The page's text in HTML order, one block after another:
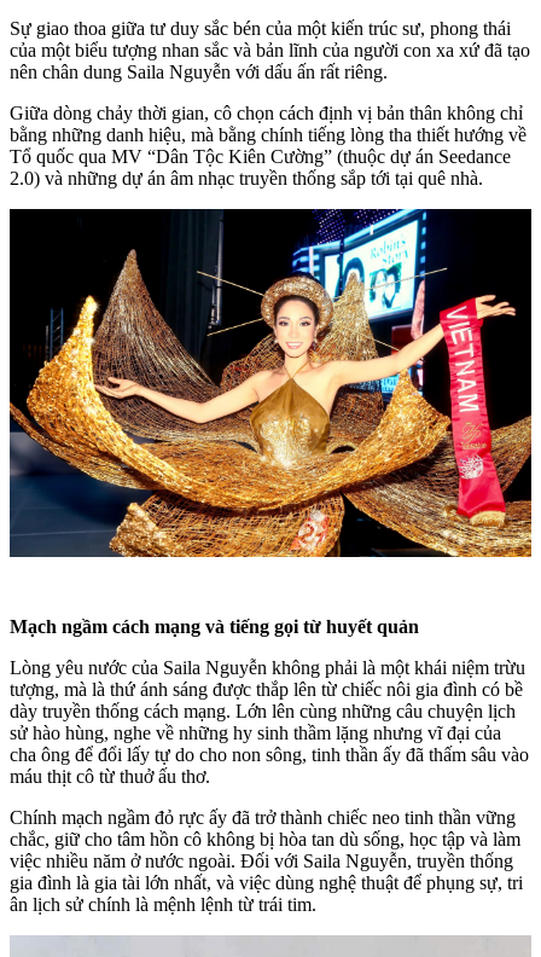
Sự giao thoa giữa tư duy sắc bén của một kiến trúc sư, phong thái
của một biểu tượng nhan sắc và bản lĩnh của người con xa xứ đã tạo
nên chân dung Saila Nguyễn với dấu ấn rất riêng.
Giữa dòng chảy thời gian, cô chọn cách định vị bản thân không chỉ
bằng những danh hiệu, mà bằng chính tiếng lòng tha thiết hướng về
Tổ quốc qua MV “Dân Tộc Kiên Cường” (thuộc dự án Seedance
2.0) và những dự án âm nhạc truyền thống sắp tới tại quê nhà.
Mạch ngầm cách mạng và tiếng gọi từ huyết quản
Lòng yêu nước của Saila Nguyễn không phải là một khái niệm trừu
tượng, mà là thứ ánh sáng được thắp lên từ chiếc nôi gia đình có bề
dày truyền thống cách mạng. Lớn lên cùng những câu chuyện lịch
sử hào hùng, nghe về những hy sinh thầm lặng nhưng vĩ đại của
cha ông để đổi lấy tự do cho non sông, tinh thần ấy đã thấm sâu vào
máu thịt cô từ thuở ấu thơ.
​Chính mạch ngầm đỏ rực ấy đã trở thành chiếc neo tinh thần vững
chắc, giữ cho tâm hồn cô không bị hòa tan dù sống, học tập và làm
việc nhiều năm ở nước ngoài. Đối với Saila Nguyễn, truyền thống
gia đình là gia tài lớn nhất, và việc dùng nghệ thuật để phụng sự, tri
ân lịch sử chính là mệnh lệnh từ trái tim.